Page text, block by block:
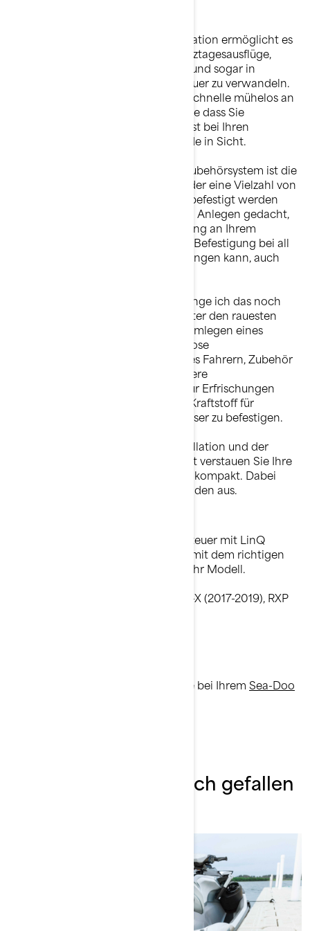
Diese von Fahrern inspirierte Innovation ermöglicht es
Ihnen, Nachmittagsausflüge in Ganztagesausflüge,
Picknicks zu zweit auf dem Wasser und sogar in
unvergessliche mehrtägige Abenteuer zu verwandeln.
Mit Zubehör, das sich in Sekundenschnelle mühelos an
Ihrem Jetboot befestigen lässt, ohne dass Sie
Spanngurte oder Seile benötigen, ist bei Ihren
Sommerausflügen einfach kein Ende in Sicht.
Der Schlüssel zum Sea-Doo LinQ Zubehörsystem ist die
Schnellbefestigungsmethode, mit der eine Vielzahl von
Zubehörartikeln an Ihrem Jetboot befestigt werden
kann. Seile sind zum Verankern und Anlegen gedacht,
nicht zum Festzurren Ihrer Ausrüstung an Ihrem
Jetboot – in der Hoffnung, dass die Befestigung bei all
den Dingen, die der Tag mit sich bringen kann, auch
Ersparen Sie sich die Frage „Wo bringe ich das noch
unter?“. LinQ Zubehör hält auch unter den rauesten
Bedingungen durch das einfache Umlegen eines
Hebels sicher fest. Diese werkzeuglose
Anbringungsmethode ermöglicht es Fahrern, Zubehör
wie zusätzlichen Stauraum für weitere
Abenteuerausrüstung, Kühlboxen für Erfrischungen
unterwegs und sogar zusätzlichen Kraftstoff für
besonders lange Tage auf dem Wasser zu befestigen.
Dank der einfachen, sauberen Installation und der
benutzerfreundlichen Funktionalität verstauen Sie Ihre
Ausrüstung und Gepäck clever und kompakt. Dabei
sieht Ihr Jetboot keinesfalls vollgeladen aus.
Sind Sie bereit, Ihre Sea-Doo Abenteuer mit LinQ
Zubehör aufzuwerten? Starten Sie mit dem richtigen
LinQ Basis-Installationsbausatz für Ihr Modell.
GTI, GTS und GTR (2011-2019), GTR-X (2017-2019), RXP
Weitere Informationen erhalten Sie bei Ihrem Sea-Doo
Das könnte Ihnen auch gefallen